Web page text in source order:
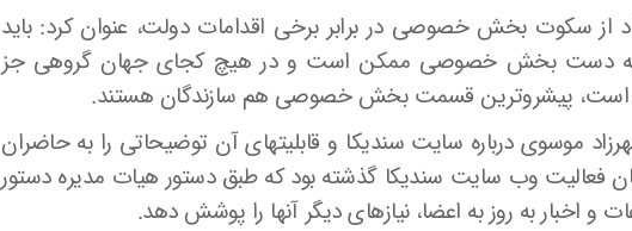
از سکوت بخش خصوصی در برابر برخی اقدامات دولت، عنوان کرد: باید
به دست بخش خصوصی ممکن است و در هیچ کجای جهان گروهی جز
است، پیشروترین قسمت بخش خصوصی هم سازندگان هستند.
موسوی درباره سایت سندیکا و قابلیت­های آن توضیحاتی را به حاضران
عنوان کرد: ۸ سال از زمان فعالیت وب سایت سندیکا گذشته بود که طبق دستور هیات مدیره دستور
و اخبار به روز به اعضا، نیازهای دیگر آنها را پوشش دهد.